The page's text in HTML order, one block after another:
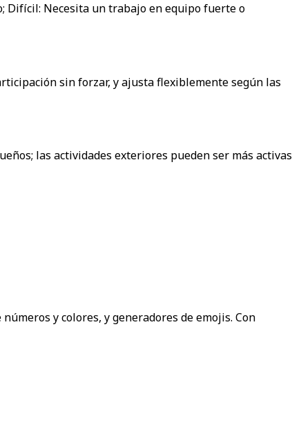
Difícil: Necesita un trabajo en equipo fuerte o
sin forzar, y ajusta flexiblemente según las
las actividades exteriores pueden ser más activas
y colores, y generadores de emojis. Con